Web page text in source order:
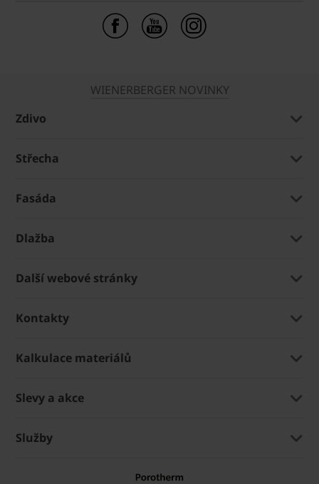
WIENERBERGER NOVINKY
Zdivo
Střecha
Fasáda
Dlažba
Další webové stránky
Kontakty
Kalkulace materiálů
Slevy a akce
Služby